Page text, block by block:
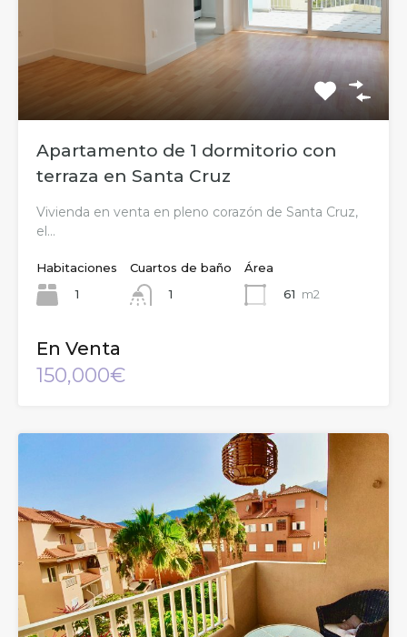
Apartamento de 1 dormitorio con
terraza en Santa Cruz
Vivienda en venta en pleno corazón de Santa Cruz,
el…
Habitaciones
1
Cuartos de baño
1
Área
61 m2
En Venta
150,000€